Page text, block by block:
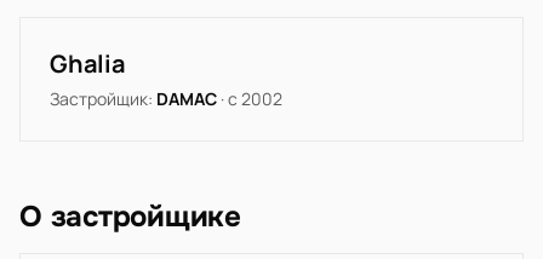
Ghalia
Застройщик: DAMAC · с 2002
О застройщике